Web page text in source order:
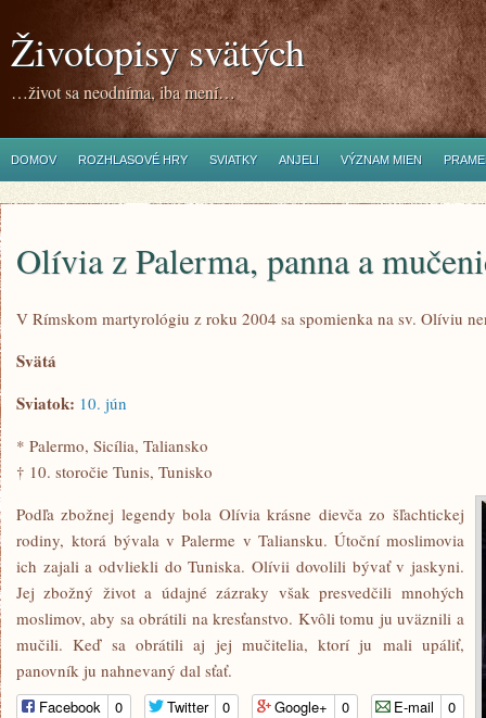
Životopisy svätých
…život sa neodníma, iba mení…
DOMOV ROZHLASOVÉ HRY SVIATKY ANJELI VÝZNAM MIEN
Olívia z Palerma, panna a
V Rímskom martyrológiu z roku 2004 sa spomienka na sv. Olíviu
Svätá
Sviatok: 10. jún
* Palermo, Sicília, Taliansko
† 10. storočie Tunis, Tunisko
Podľa zbožnej legendy bola Olívia krásne dievča zo šľachtickej
rodiny, ktorá bývala v Palerme v Taliansku. Útoční moslimovia
ich zajali a odvliekli do Tuniska. Olívii dovolili bývať v jaskyni.
Jej zbožný život a údajné zázraky však presvedčili mnohých
moslimov, aby sa obrátili na kresťanstvo. Kvôli tomu ju uväznili a
mučili. Keď sa obrátili aj jej mučitelia, ktorí ju mali upáliť,
panovník ju nahnevaný dal sťať.
Facebook 0 Twitter 0 Google+ 0 E-mail 0